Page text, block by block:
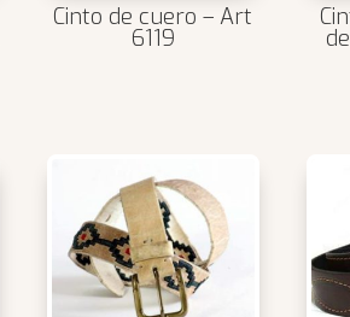
Cinto de cuero – Art
6119